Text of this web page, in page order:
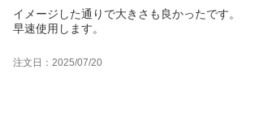
イメージした通りで大きさも良かったです。
早速使用します。
注文日：2025/07/20